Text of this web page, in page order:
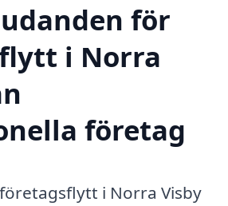
för
i Norra
företag
i Norra Visby